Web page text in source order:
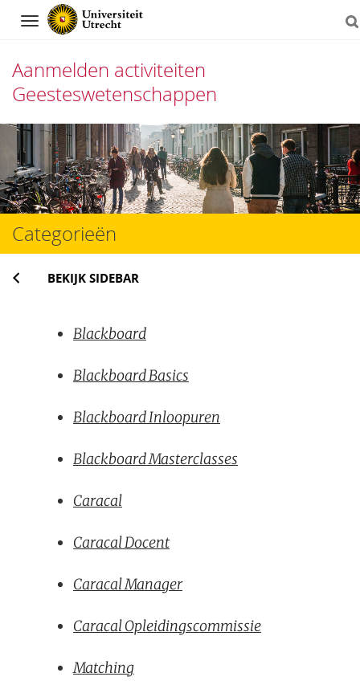
Navigation
Aanmelden activiteiten
Geesteswetenschappen
Direct
naar
het
inhoud
Categorieën
BEKIJK SIDEBAR
Blackboard
Blackboard Basics
Blackboard Inloopuren
Blackboard Masterclasses
Caracal
Caracal Docent
Caracal Manager
Caracal Opleidingscommissie
Matching